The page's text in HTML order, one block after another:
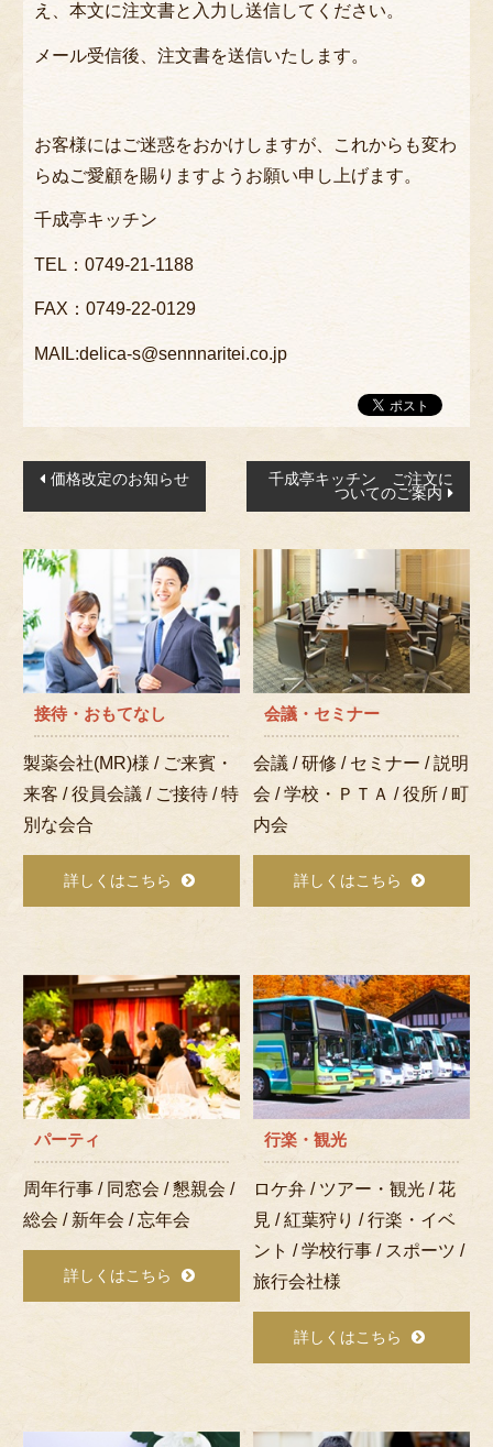
え、本文に注文書と入力し送信してください。
メール受信後、注文書を送信いたします。
お客様にはご迷惑をおかけしますが、これからも変わ
らぬご愛顧を賜りますようお願い申し上げます。
千成亭キッチン
TEL：0749-21-1188
FAX：0749-22-0129
MAIL:delica-s@sennnaritei.co.jp
投
稿
ビ
ー
シ
ョ
ン
価格改定のお知らせ
千成亭キッチン ご注文に
ついてのご案内
接待・おもてなし
製薬会社(MR)様 / ご来賓・
来客 / 役員会議 / ご接待 / 特
別な会合
詳しくはこちら
会議・セミナー
会議 / 研修 / セミナー / 説明
会 / 学校・ＰＴＡ / 役所 / 町
内会
詳しくはこちら
パーティ
周年行事 / 同窓会 / 懇親会 /
総会 / 新年会 / 忘年会
詳しくはこちら
行楽・観光
ロケ弁 / ツアー・観光 / 花
見 / 紅葉狩り / 行楽・イベ
ント / 学校行事 / スポーツ /
旅行会社様
詳しくはこちら